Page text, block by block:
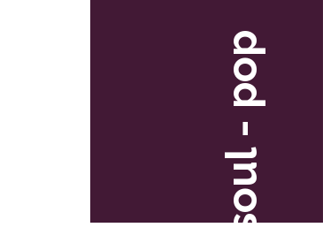
soul - pop